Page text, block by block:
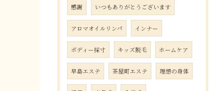
感謝 いつもありがとうございます
アロマオイルリンパ インナー
ボディー採寸 キッズ脱毛 ホームケア
早島エステ 茶屋町エステ 理想の身体